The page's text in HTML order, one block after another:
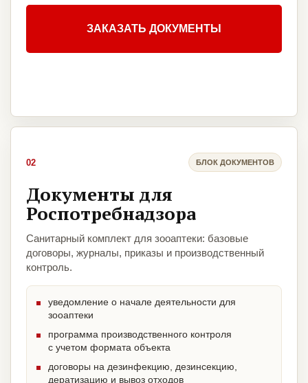
ЗАКАЗАТЬ ДОКУМЕНТЫ
02 БЛОК ДОКУМЕНТОВ
Документы для
Роспотребнадзора
Санитарный комплект для зооаптеки: базовые
договоры, журналы, приказы и производственный
контроль.
уведомление о начале деятельности для
зооаптеки
программа производственного контроля
с учетом формата объекта
договоры на дезинфекцию, дезинсекцию,
дератизацию и вывоз отходов